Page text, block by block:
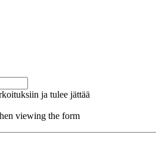
ja tulee jättää
viewing the form